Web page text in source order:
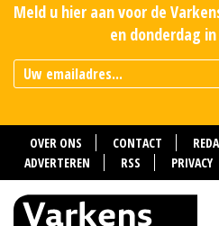
Meld u hier aan voor de
en donderdag
OVER ONS CONTACT
ADVERTEREN
RSS PRIVACY